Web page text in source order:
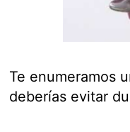
Te enumeramos
deberías evitar